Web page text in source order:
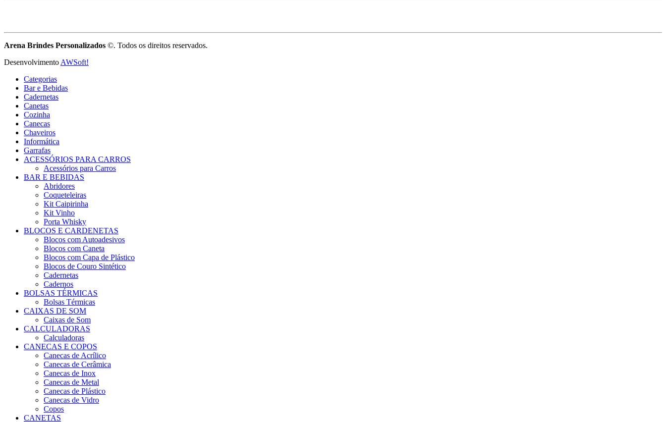
Arena Brindes Personalizados ©. Todos os direitos reservados.
Desenvolvimento AWSoft!
Categorias
Bar e Bebidas
Cadernetas
Canetas
Cozinha
Canecas
Chaveiros
Informática
Garrafas
ACESSÓRIOS PARA CARROS
Acessórios para Carros
BAR E BEBIDAS
Abridores
Coqueteleiras
Kit Caipirinha
Kit Vinho
Porta Whisky
BLOCOS E CARDENETAS
Blocos com Autoadesivos
Blocos com Caneta
Blocos com Capa de Plástico
Blocos de Couro Sintético
Cadernetas
Cadernos
BOLSAS TÉRMICAS
Bolsas Térmicas
CAIXAS DE SOM
Caixas de Som
CALCULADORAS
Calculadoras
CANECAS E COPOS
Canecas de Acrílico
Canecas de Cerâmica
Canecas de Inox
Canecas de Metal
Canecas de Plástico
Canecas de Vidro
Copos
CANETAS